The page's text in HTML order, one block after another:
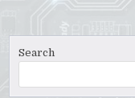
Search